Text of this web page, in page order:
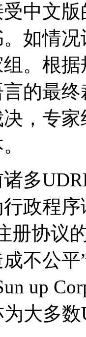
中文
如情
。根
的最
，专
多
政程
册协议
不公平
up
大多